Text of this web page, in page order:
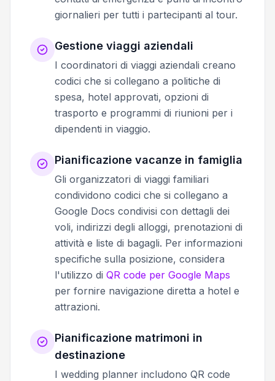
giornalieri per tutti i partecipanti al tour.
Gestione viaggi aziendali
I coordinatori di viaggi aziendali creano
codici che si collegano a politiche di
spesa, hotel approvati, opzioni di
trasporto e programmi di riunioni per i
dipendenti in viaggio.
Pianificazione vacanze in famiglia
Gli organizzatori di viaggi familiari
condividono codici che si collegano a
Google Docs condivisi con dettagli dei
voli, indirizzi degli alloggi, prenotazioni di
attività e liste di bagagli. Per informazioni
specifiche sulla posizione, considera
l'utilizzo di QR code per Google Maps
per fornire navigazione diretta a hotel e
attrazioni.
Pianificazione matrimoni in
destinazione
I wedding planner includono QR code